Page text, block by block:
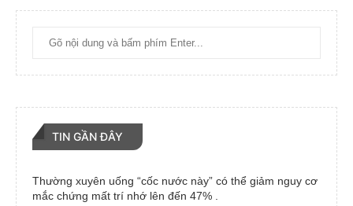
TIN GẦN ĐÂY
Thường xuyên uống “cốc nước này” có thể giảm nguy cơ
mắc chứng mất trí nhớ lên đến 47% .